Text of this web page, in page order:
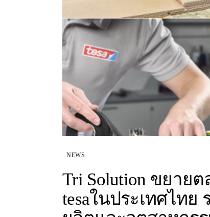
NEWS
Tri Solution ขยาย
tesaในประเทศไท